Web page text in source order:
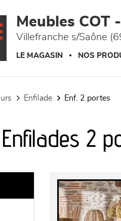
Meubles COT
Villefranche s/Saône
LE MAGASIN NOS
enfilade enf. 2 portes
2